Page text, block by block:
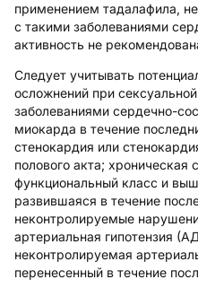
применением тадалафила,
с такими заболеваниями
активность не
Следует учитывать
осложнений при
заболеваниями сердечно-
миокарда в течение
стенокардия или
полового акта; хроническая
функциональный класс и
развившаяся в течение
неконтролируемые
артериальная гипотензия
неконтролируемая
перенесенный в течение